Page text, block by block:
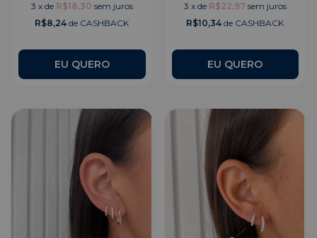
3 x de R$18,30 sem juros
R$8,24 de CASHBACK
3 x de R$22,97 sem juros
R$10,34 de CASHBACK